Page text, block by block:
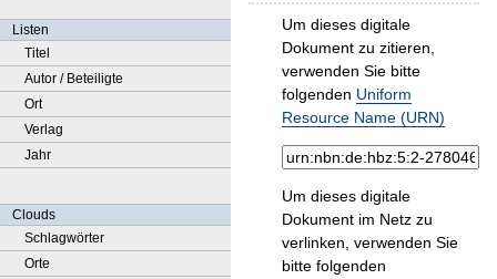
Listen
Titel
Autor / Beteiligte
Ort
Verlag
Jahr
Clouds
Schlagwörter
Orte
Um dieses digitale
Dokument zu zitieren,
verwenden Sie bitte
folgenden Uniform
Resource Name (URN)
Um dieses digitale
Dokument im Netz zu
verlinken, verwenden Sie
bitte folgenden